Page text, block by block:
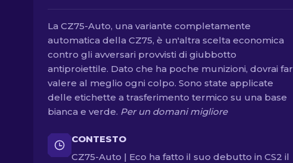
La CZ75-Auto, una variante completamente
automatica della CZ75, è un'altra scelta economica
contro gli avversari provvisti di giubbotto
antiproiettile. Dato che ha poche munizioni, dovrai far
valere al meglio ogni colpo. Sono state applicate
delle etichette a trasferimento termico su una base
bianca e verde. Per un domani migliore
CONTESTO
CZ75-Auto | Eco ha fatto il suo debutto in CS2 il